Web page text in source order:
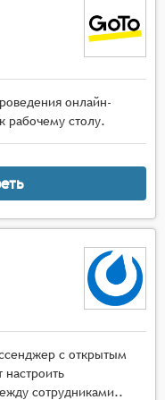
онлайн-
рабочему столу.
с открытым
сотрудниками..